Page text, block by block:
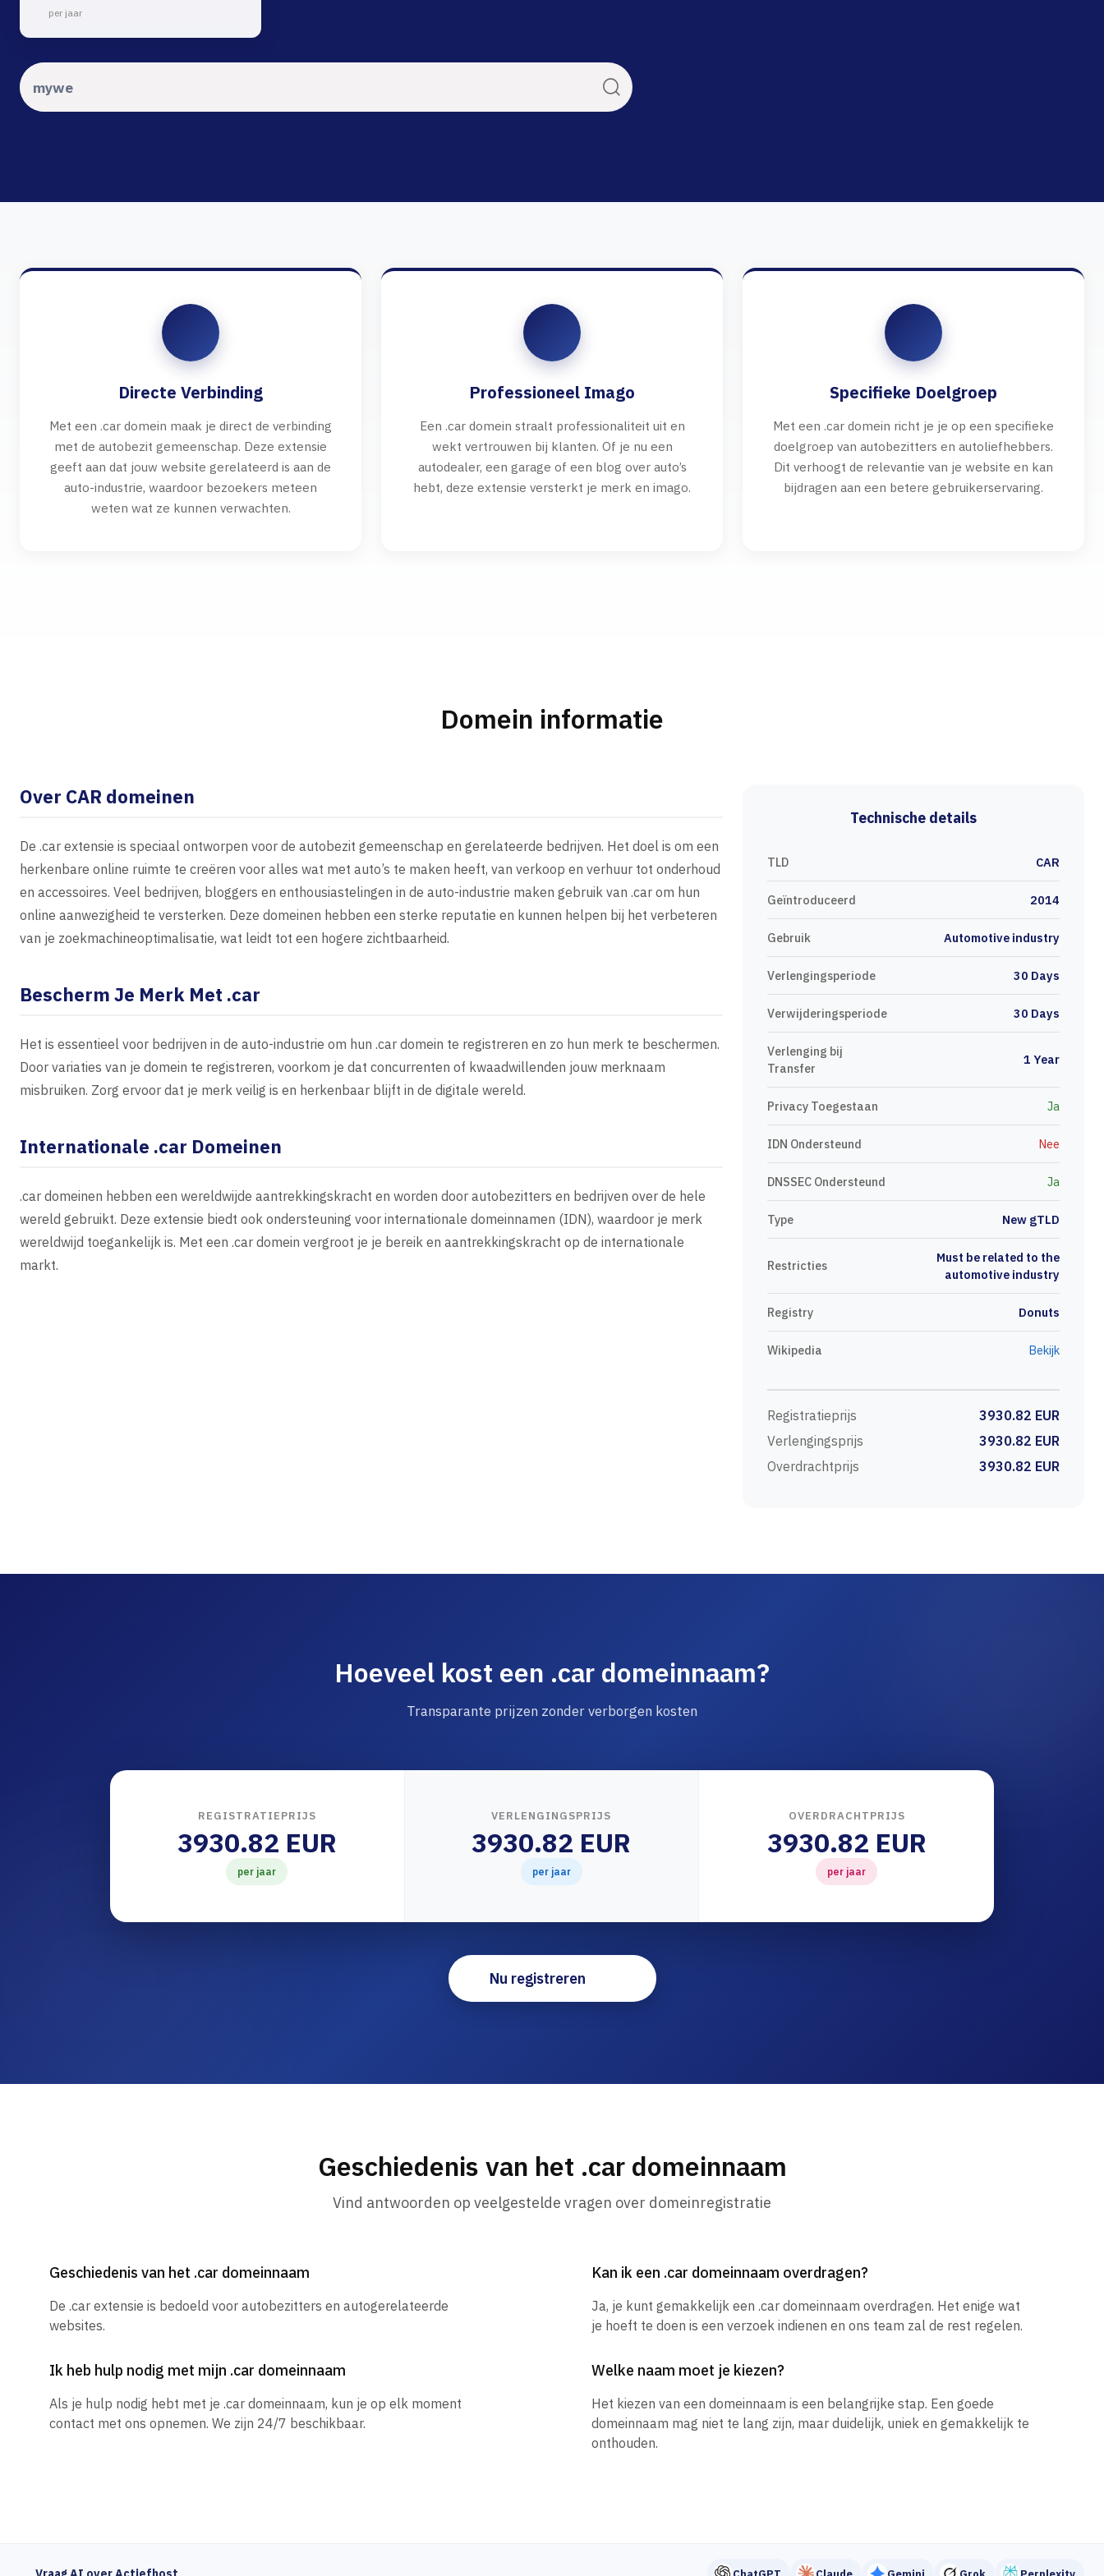
per jaar
Directe Verbinding
Met een .car domein maak je direct de verbinding
met de autobezit gemeenschap. Deze extensie
geeft aan dat jouw website gerelateerd is aan de
auto-industrie, waardoor bezoekers meteen
weten wat ze kunnen verwachten.
Professioneel Imago
Een .car domein straalt professionaliteit uit en
wekt vertrouwen bij klanten. Of je nu een
autodealer, een garage of een blog over auto’s
hebt, deze extensie versterkt je merk en imago.
Specifieke Doelgroep
Met een .car domein richt je je op een specifieke
doelgroep van autobezitters en autoliefhebbers.
Dit verhoogt de relevantie van je website en kan
bijdragen aan een betere gebruikerservaring.
Domein informatie
Over CAR domeinen
De .car extensie is speciaal ontworpen voor de autobezit gemeenschap en gerelateerde bedrijven. Het doel is om een
herkenbare online ruimte te creëren voor alles wat met auto’s te maken heeft, van verkoop en verhuur tot onderhoud
en accessoires. Veel bedrijven, bloggers en enthousiastelingen in de auto-industrie maken gebruik van .car om hun
online aanwezigheid te versterken. Deze domeinen hebben een sterke reputatie en kunnen helpen bij het verbeteren
van je zoekmachineoptimalisatie, wat leidt tot een hogere zichtbaarheid.
Bescherm Je Merk Met .car
Het is essentieel voor bedrijven in de auto-industrie om hun .car domein te registreren en zo hun merk te beschermen.
Door variaties van je domein te registreren, voorkom je dat concurrenten of kwaadwillenden jouw merknaam
misbruiken. Zorg ervoor dat je merk veilig is en herkenbaar blijft in de digitale wereld.
Internationale .car Domeinen
.car domeinen hebben een wereldwijde aantrekkingskracht en worden door autobezitters en bedrijven over de hele
wereld gebruikt. Deze extensie biedt ook ondersteuning voor internationale domeinnamen (IDN), waardoor je merk
wereldwijd toegankelijk is. Met een .car domein vergroot je je bereik en aantrekkingskracht op de internationale
markt.
Technische details
TLD CAR
Geïntroduceerd 2014
Gebruik Automotive industry
Verlengingsperiode 30 Days
Verwijderingsperiode 30 Days
Verlenging bij
Transfer
1 Year
Privacy Toegestaan Ja
IDN Ondersteund Nee
DNSSEC Ondersteund Ja
Type New gTLD
Restricties
Must be related to the
automotive industry
Registry Donuts
Wikipedia Bekijk
Registratieprijs
3930.82 EUR
Verlengingsprijs
3930.82 EUR
Overdrachtprijs
3930.82 EUR
Hoeveel kost een .car domeinnaam?
Transparante prijzen zonder verborgen kosten
REGISTRATIEPRIJS
3930.82 EUR
per jaar
VERLENGINGSPRIJS
3930.82 EUR
per jaar
OVERDRACHTPRIJS
3930.82 EUR
per jaar
Nu registreren
Geschiedenis van het .car domeinnaam
Vind antwoorden op veelgestelde vragen over domeinregistratie
Geschiedenis van het .car domeinnaam
De .car extensie is bedoeld voor autobezitters en autogerelateerde
websites.
Kan ik een .car domeinnaam overdragen?
Ja, je kunt gemakkelijk een .car domeinnaam overdragen. Het enige wat
je hoeft te doen is een verzoek indienen en ons team zal de rest regelen.
Ik heb hulp nodig met mijn .car domeinnaam
Als je hulp nodig hebt met je .car domeinnaam, kun je op elk moment
contact met ons opnemen. We zijn 24/7 beschikbaar.
Welke naam moet je kiezen?
Het kiezen van een domeinnaam is een belangrijke stap. Een goede
domeinnaam mag niet te lang zijn, maar duidelijk, uniek en gemakkelijk te
onthouden.